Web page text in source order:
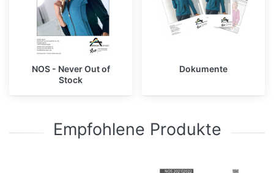
NOS - Never Out of
Stock
Dokumente
Empfohlene Produkte